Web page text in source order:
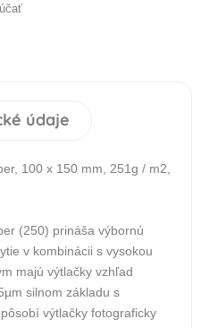
údaje
100 x 150 mm, 251g / m2,
(250) prináša výbornú
v kombinácii s vysokou
majú výtlačky vzhľad
silnom základu s
výtlačky fotograficky